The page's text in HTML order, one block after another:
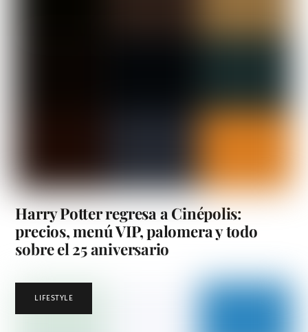
Harry Potter regresa a Cinépolis:
precios, menú VIP, palomera y todo
sobre el 25 aniversario
LIFESTYLE